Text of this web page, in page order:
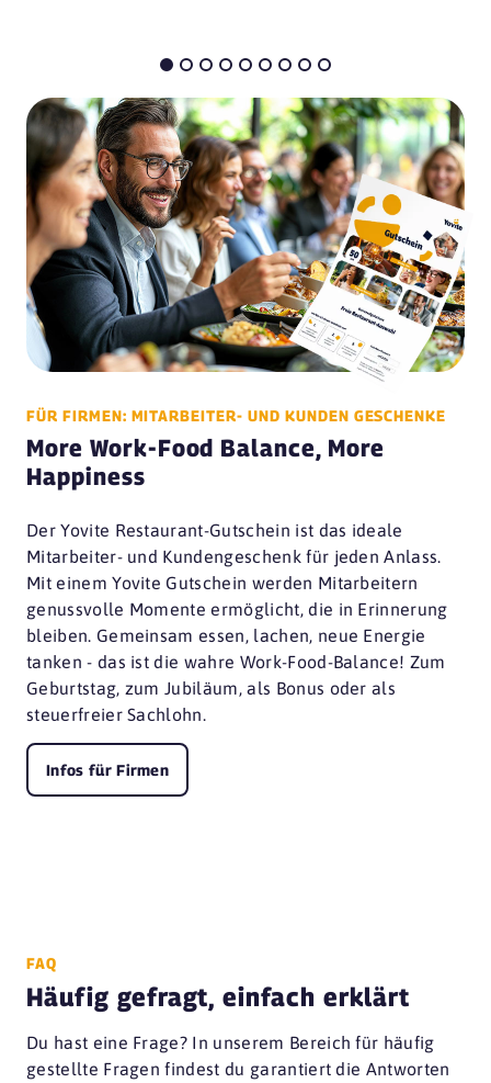
FÜR FIRMEN: MITARBEITER- UND KUNDEN GESCHENKE
More Work-Food Balance, More
Happiness
Der Yovite Restaurant-Gutschein ist das ideale
Mitarbeiter- und Kundengeschenk für jeden Anlass.
Mit einem Yovite Gutschein werden Mitarbeitern
genussvolle Momente ermöglicht, die in Erinnerung
bleiben. Gemeinsam essen, lachen, neue Energie
tanken - das ist die wahre Work-Food-Balance! Zum
Geburtstag, zum Jubiläum, als Bonus oder als
steuerfreier Sachlohn.
Infos für Firmen
FAQ
Häufig gefragt, einfach erklärt
Du hast eine Frage? In unserem Bereich für häufig
gestellte Fragen findest du garantiert die Antworten